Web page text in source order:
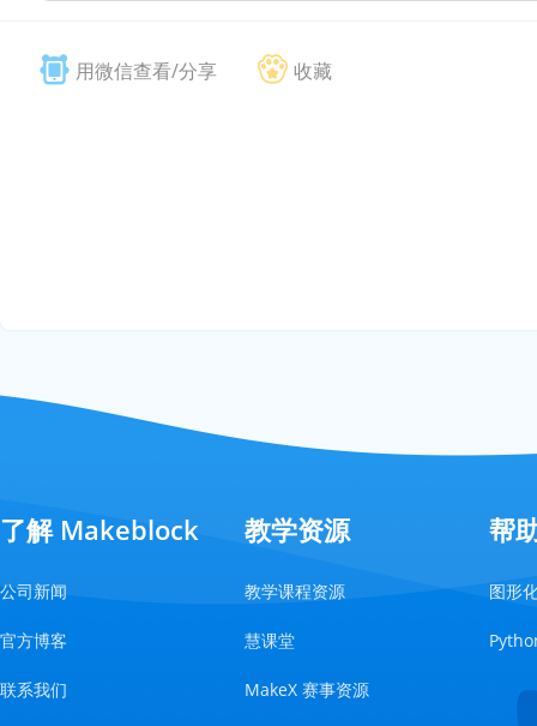
用微信查看/分享 收藏
了解 Makeblock
公司新闻
官方博客
联系我们
教学资源
教学课程资源
慧课堂
MakeX 赛事资源
帮
图形